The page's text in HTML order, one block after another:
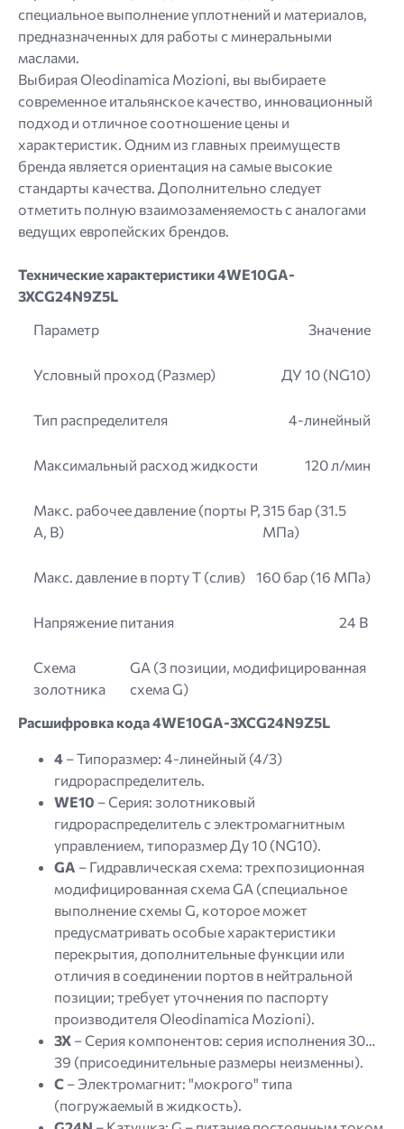
специальное выполнение уплотнений и материалов,
предназначенных для работы с минеральными
маслами.
Выбирая Oleodinamica Mozioni, вы выбираете
современное итальянское качество, инновационный
подход и отличное соотношение цены и
характеристик. Одним из главных преимуществ
бренда является ориентация на самые высокие
стандарты качества. Дополнительно следует
отметить полную взаимозаменяемость с аналогами
ведущих европейских брендов.
Технические характеристики 4WE10GA-
3XCG24N9Z5L
Параметр
Значение
Условный проход (Размер) ДУ 10 (NG10)
Тип распределителя 4-линейный
Максимальный расход жидкости 120 л/мин
Макс. рабочее давление (порты P,
A, B)
315 бар (31.5
МПа)
Макс. давление в порту T (слив) 160 бар (16 МПа)
Напряжение питания 24 В
Схема
золотника
GA (3 позиции, модифицированная
схема G)
Расшифровка кода 4WE10GA-3XCG24N9Z5L
4 – Типоразмер: 4-линейный (4/3)
гидрораспределитель.
WE10 – Серия: золотниковый
гидрораспределитель с электромагнитным
управлением, типоразмер Ду 10 (NG10).
GA – Гидравлическая схема: трехпозиционная
модифицированная схема GA (специальное
выполнение схемы G, которое может
предусматривать особые характеристики
перекрытия, дополнительные функции или
отличия в соединении портов в нейтральной
позиции; требует уточнения по паспорту
производителя Oleodinamica Mozioni).
3X – Серия компонентов: серия исполнения 30…
39 (присоединительные размеры неизменны).
C – Электромагнит: "мокрого" типа
(погружаемый в жидкость).